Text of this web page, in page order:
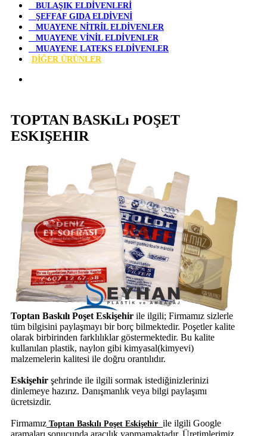
BULAŞIK ELDİVENLERİ
ŞEFFAF GIDA ELDİVENİ
MUAYENE NİTRİL ELDİVENLER
MUAYENE VİNİL ELDİVENLER
MUAYENE LATEKS ELDİVENLER
DİĞER ÜRÜNLER
TOPTAN BASKıLı POŞET
ESKIŞEHIR
Toptan Baskılı Poşet Eskişehir ile ilgili; Firmamız sizlerle
tüm bilgisini paylaşmayı bir borç bilmektedir. Poşetler kalite
olarak birbirinden farklılıklar göstermektedir. Bu kalite
kullanılan plastik, naylon gibi kimyasal(kimyevi)
malzemelerin kalitesi ile doğru orantılıdır.
Eskişehir şehrinde ile ilgili sormak istediğinizlerinizi
dinlemeye hazırız. Danışmanlık veya bilgi paylaşımı
ücretsizdir.
Firmamız Toptan Baskılı Poşet Eskişehir ile ilgili Google